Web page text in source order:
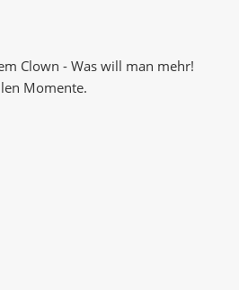
Clown - Was will man mehr!
Momente.